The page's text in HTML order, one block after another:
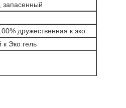
запасенный
дружественная к эко
Эко гель